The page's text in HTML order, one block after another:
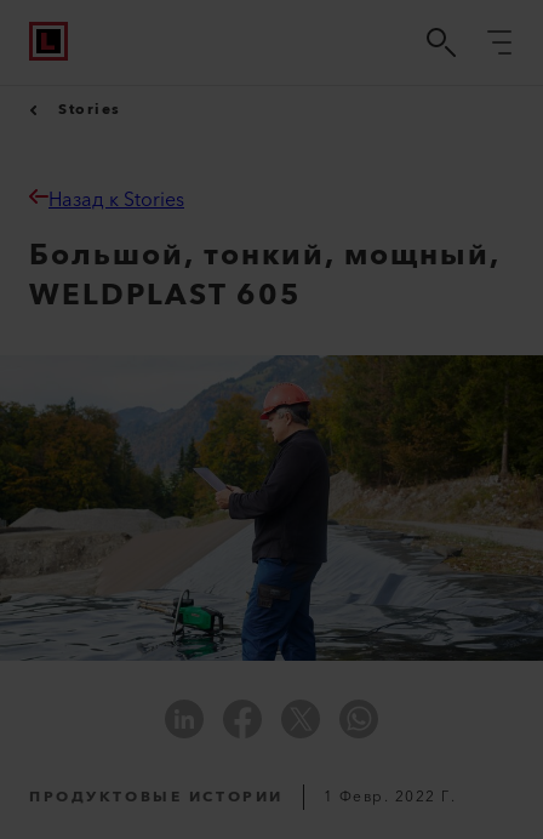
Stories
Назад к Stories
Большой, тонкий, мощный,
WELDPLAST 605
ПРОДУКТОВЫЕ ИСТОРИИ 1 Февр. 2022 Г.